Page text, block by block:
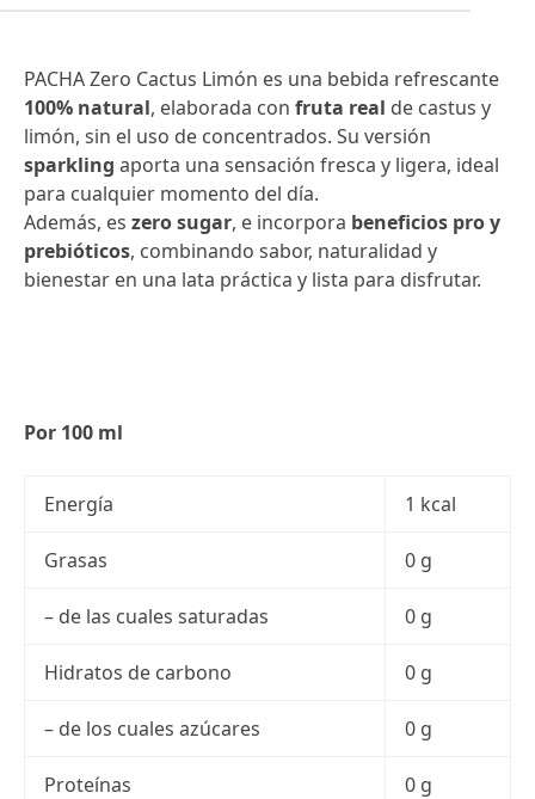
PACHA Zero Cactus Limón es una bebida refrescante
100% natural, elaborada con fruta real de castus y
limón, sin el uso de concentrados. Su versión
sparkling aporta una sensación fresca y ligera, ideal
para cualquier momento del día.
Además, es zero sugar, e incorpora beneficios pro y
prebióticos, combinando sabor, naturalidad y
bienestar en una lata práctica y lista para disfrutar.
Por 100 ml
Energía 1 kcal
Grasas 0 g
– de las cuales saturadas 0 g
Hidratos de carbono 0 g
– de los cuales azúcares 0 g
Proteínas 0 g